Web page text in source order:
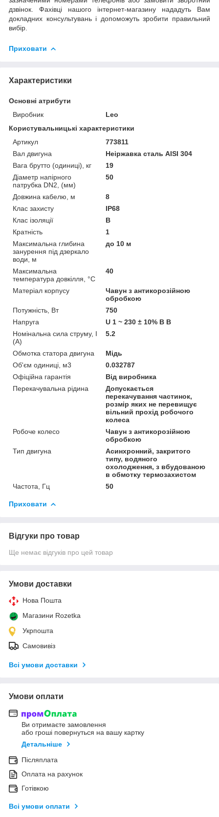
дзвінок. Фахівці нашого інтернет-магазину нададуть Вам
докладних консультувань і допоможуть зробити правильний
вибір.
Приховати
Характеристики
Основні атрибути
Виробник
Leo
Користувальницькі характеристики
Артикул
773811
Вал двигуна
Неіржавка сталь AISI 304
Вага брутто (одиниці), кг
19
Діаметр напірного
патрубка DN2, (мм)
50
Довжина кабелю, м
8
Клас захисту
IP68
Клас ізоляції
B
Кратність
1
Максимальна глибина
занурення під дзеркало
води, м
до 10 м
Максимальна
температура довкілля, °C
40
Матеріал корпусу
Чавун з антикорозійною
обробкою
Потужність, Вт
750
Напруга
U 1 ~ 230 ± 10% В В
Номінальна сила струму, I
(А)
5.2
Обмотка статора двигуна
Мідь
Об'єм одиниці, м3
0.032787
Офіційна гарантія
Від виробника
Перекачувальна рідина
Допускається
перекачування частинок,
розмір яких не перевищує
вільний прохід робочого
колеса
Робоче колесо
Чавун з антикорозійною
обробкою
Тип двигуна
Асинхронний, закритого
типу, водяного
охолодження, з вбудованою
в обмотку термозахистом
Частота, Гц
50
Приховати
Відгуки про товар
Ще немає відгуків про цей товар
Умови доставки
Нова Пошта
Магазини Rozetka
Укрпошта
Самовивіз
Всі умови доставки
Умови оплати
Ви отримаєте замовлення
або гроші повернуться на вашу картку
Детальніше
Післяплата
Оплата на рахунок
Готівкою
Всі умови оплати